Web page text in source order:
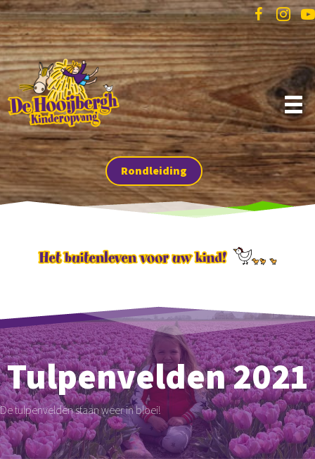
Rondleiding
Tulpenvelden 2021
De tulpenvelden staan weer in bloei!